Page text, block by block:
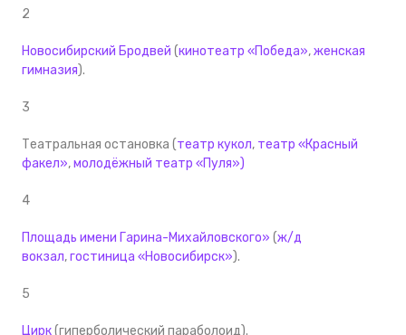
2
Новосибирский Бродвей (кинотеатр «Победа»,женская
гимназия).
3
Театральная остановка (театр кукол, театр «Красный
факел»,молодёжный театр «Пуля»)
4
Площадь имени Гарина-Михайловского» (ж/д
вокзал,гостиница «Новосибирск»).
5
Цирк(гиперболический параболоид).